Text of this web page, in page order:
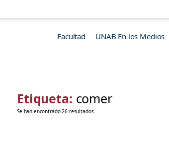
Facultad UNAB En los Medios
Etiqueta: comer
Se han encontrado 26 resultados